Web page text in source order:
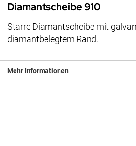
Diamantscheibe 910
Starre Diamantscheibe mit
diamantbelegtem Rand.
Mehr Informationen